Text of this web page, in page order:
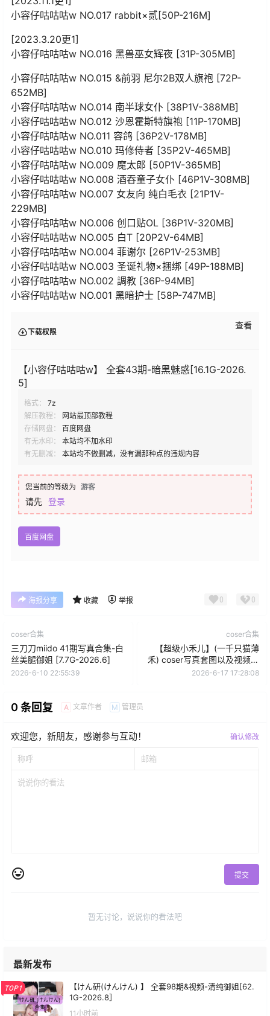
小容仔咕咕咕w NO.017 rabbit×贰[50P-216M]
[2023.3.20更1]
小容仔咕咕咕w NO.016 黑兽巫女辉夜 [31P-305MB]
小容仔咕咕咕w NO.015 &前羽 尼尔2B双人旗袍 [72P-
652MB]
小容仔咕咕咕w NO.014 南半球女仆 [38P1V-388MB]
小容仔咕咕咕w NO.012 沙恩霍斯特旗袍 [11P-170MB]
小容仔咕咕咕w NO.011 容鸽 [36P2V-178MB]
小容仔咕咕咕w NO.010 玛修侍者 [35P2V-465MB]
小容仔咕咕咕w NO.009 魔太郎 [50P1V-365MB]
小容仔咕咕咕w NO.008 酒吞童子女仆 [46P1V-308MB]
小容仔咕咕咕w NO.007 女友向 纯白毛衣 [21P1V-
229MB]
小容仔咕咕咕w NO.006 创口贴OL [36P1V-320MB]
小容仔咕咕咕w NO.005 白T [20P2V-64MB]
小容仔咕咕咕w NO.004 菲谢尔 [26P1V-253MB]
小容仔咕咕咕w NO.003 圣诞礼物×捆绑 [49P-188MB]
小容仔咕咕咕w NO.002 調教 [36P-94MB]
小容仔咕咕咕w NO.001 黑暗护士 [58P-747MB]
下载权限
查看
【小容仔咕咕咕w】 全套43期-暗黑魅惑[16.1G-2026.
5]
格式：
7z
解压教程：
网站最顶部教程
存储网盘：
百度网盘
有无水印：
本站均不加水印
有无删减：
本站均不做删减，没有漏那种点的违规内容
您当前的等级为 游客
请先 登录
百度网盘
海报分享 收藏 举报 0 0
coser合集
三刀刀miido 41期写真合集-白
丝美腿御姐 [7.7G-2026.6]
2026-6-10 22:55:39
coser合集
【超级小禾儿】(一千只猫薄
禾) coser写真套图以及视频合
集下载-甜美少女
2026-6-17 17:28:08
0 条回复 A 文章作者 M 管理员
欢迎您，新朋友，感谢参与互动！ 确认修改
提交
暂无讨论，说说你的看法吧
最新发布
TOP1
【けん研(けんけん) 】 全套98期&视频-清纯御姐[62.
1G-2026.8］
11小时前